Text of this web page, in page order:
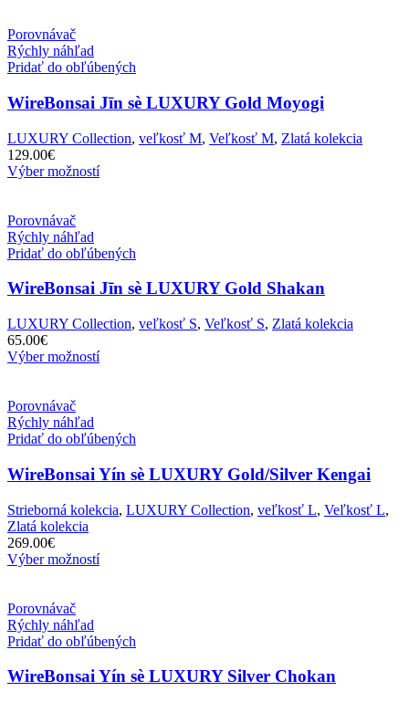
Porovnávač
Rýchly náhľad
Pridať do obľúbených
WireBonsai Jīn sè LUXURY Gold Moyogi
LUXURY Collection, veľkosť M, Veľkosť M, Zlatá kolekcia
129.00€
Výber možností
Porovnávač
Rýchly náhľad
Pridať do obľúbených
WireBonsai Jīn sè LUXURY Gold Shakan
LUXURY Collection, veľkosť S, Veľkosť S, Zlatá kolekcia
65.00€
Výber možností
Porovnávač
Rýchly náhľad
Pridať do obľúbených
WireBonsai Yín sè LUXURY Gold/Silver Kengai
Strieborná kolekcia, LUXURY Collection, veľkosť L, Veľkosť L,
Zlatá kolekcia
269.00€
Výber možností
Porovnávač
Rýchly náhľad
Pridať do obľúbených
WireBonsai Yín sè LUXURY Silver Chokan